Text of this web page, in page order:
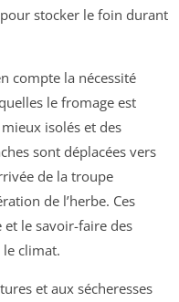
stocker le foin durant
compte la nécessité
le fromage est
isolés et des
sont déplacées vers
de la troupe
de l’herbe. Ces
le savoir-faire des
climat.
et aux sécheresses